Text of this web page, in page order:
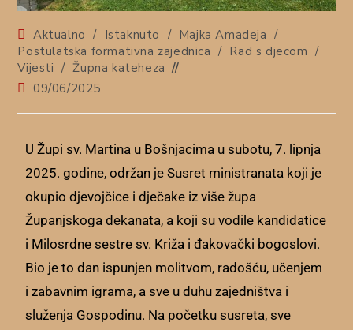
Aktualno / Istaknuto / Majka Amadeja /
Postulatska formativna zajednica / Rad s djecom /
Vijesti / Župna kateheza
09/06/2025
U Župi sv. Martina u Bošnjacima u subotu, 7. lipnja
2025. godine, održan je Susret ministranata koji je
okupio djevojčice i dječake iz više župa
Županjskoga dekanata, a koji su vodile kandidatice
i Milosrdne sestre sv. Križa i đakovački bogoslovi.
Bio je to dan ispunjen molitvom, radošću, učenjem
i zabavnim igrama, a sve u duhu zajedništva i
služenja Gospodinu. Na početku susreta, sve